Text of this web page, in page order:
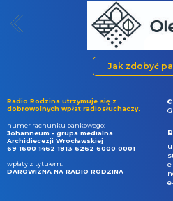
Jak zdobyć
Radio Rodzina utrzymuje się z
dobrowolnych wpłat radiosłuchaczy.
numer rachunku bankowego:
Johanneum - grupa medialna
Archidiecezji Wrocławskiej
69 1600 1462 1813 6262 6000 0001
wpłaty z tytułem:
DAROWIZNA NA RADIO RODZINA
©